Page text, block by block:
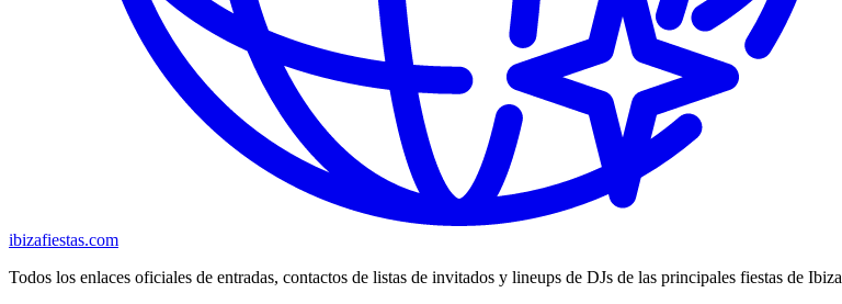
ibizafiestas.com
Todos los enlaces oficiales de entradas, contactos de listas de invitados y lineups de DJs de las principales fiestas de Ibiza